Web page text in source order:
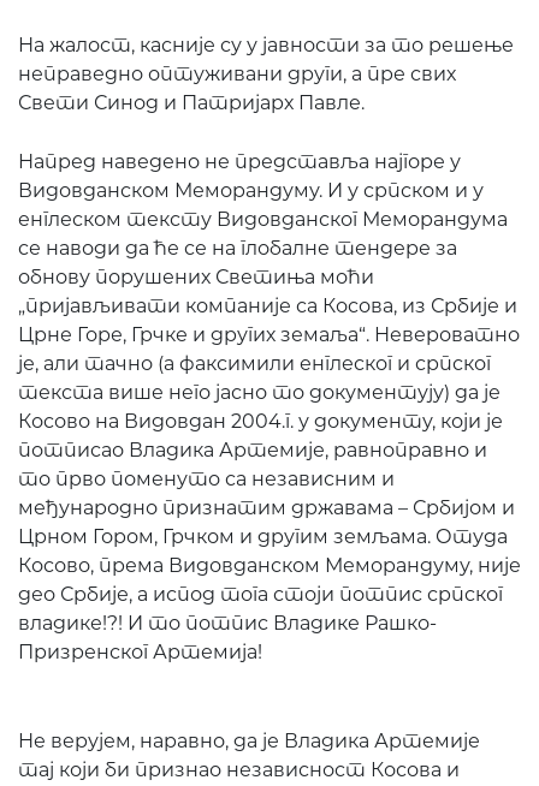
На жалост, касније су у јавности за то решење
неправедно оптуживани други, а пре свих
Свети Синод и Патријарх Павле.
Напред наведено не представља најгоре у
Видовданском Меморандуму. И у српском и у
енглеском тексту Видовданског Меморандума
се наводи да ће се на глобалне тендере за
обнову порушених Светиња моћи
„пријављивати компаније са Косова, из Србије и
Црне Горе, Грчке и других земаља“. Невероватно
је, али тачно (а факсимили енглеског и српског
текста више него јасно то документују) да је
Косово на Видовдан 2004.г. у документу, који је
потписао Владика Артемије, равноправно и
то прво поменуто са независним и
међународно признатим државама – Србијом и
Црном Гором, Грчком и другим земљама. Отуда
Косово, према Видовданском Меморандуму, није
део Србије, а испод тога стоји потпис српског
владике!?! И то потпис Владике Рашко-
Призренског Артемија!
Не верујем, наравно, да је Владика Артемије
тај који би признао независност Косова и